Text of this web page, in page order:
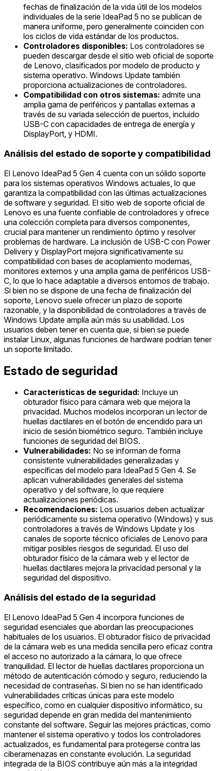
fechas de finalización de la vida útil de los modelos
individuales de la serie IdeaPad 5 no se publican de
manera uniforme, pero generalmente coinciden con
los ciclos de vida estándar de los productos.
Controladores disponibles: Los controladores se
pueden descargar desde el sitio web oficial de soporte
de Lenovo, clasificados por modelo de producto y
sistema operativo. Windows Update también
proporciona actualizaciones de controladores.
Compatibilidad con otros sistemas: admite una
amplia gama de periféricos y pantallas externas a
través de su variada selección de puertos, incluido
USB-C con capacidades de entrega de energía y
DisplayPort, y HDMI.
Análisis del estado de soporte y compatibilidad
El Lenovo IdeaPad 5 Gen 4 cuenta con un sólido soporte
para los sistemas operativos Windows actuales, lo que
garantiza la compatibilidad con las últimas actualizaciones
de software y seguridad. El sitio web de soporte oficial de
Lenovo es una fuente confiable de controladores y ofrece
una colección completa para diversos componentes,
crucial para mantener un rendimiento óptimo y resolver
problemas de hardware. La inclusión de USB-C con Power
Delivery y DisplayPort mejora significativamente su
compatibilidad con bases de acoplamiento modernas,
monitores externos y una amplia gama de periféricos USB-
C, lo que lo hace adaptable a diversos entornos de trabajo.
Si bien no se dispone de una fecha de finalización del
soporte, Lenovo suele ofrecer un plazo de soporte
razonable, y la disponibilidad de controladores a través de
Windows Update amplía aún más su usabilidad. Los
usuarios deben tener en cuenta que, si bien se puede
instalar Linux, algunas funciones de hardware podrían tener
un soporte limitado.
Estado de seguridad
Características de seguridad: Incluye un
obturador físico para cámara web que mejora la
privacidad. Muchos modelos incorporan un lector de
huellas dactilares en el botón de encendido para un
inicio de sesión biométrico seguro. También incluye
funciones de seguridad del BIOS.
Vulnerabilidades: No se informan de forma
consistente vulnerabilidades generalizadas y
específicas del modelo para IdeaPad 5 Gen 4. Se
aplican vulnerabilidades generales del sistema
operativo y del software, lo que requiere
actualizaciones periódicas.
Recomendaciones: Los usuarios deben actualizar
periódicamente su sistema operativo (Windows) y sus
controladores a través de Windows Update y los
canales de soporte técnico oficiales de Lenovo para
mitigar posibles riesgos de seguridad. El uso del
obturador físico de la cámara web y el lector de
huellas dactilares mejora la privacidad personal y la
seguridad del dispositivo.
Análisis del estado de la seguridad
El Lenovo IdeaPad 5 Gen 4 incorpora funciones de
seguridad esenciales que abordan las preocupaciones
habituales de los usuarios. El obturador físico de privacidad
de la cámara web es una medida sencilla pero eficaz contra
el acceso no autorizado a la cámara, lo que ofrece
tranquilidad. El lector de huellas dactilares proporciona un
método de autenticación cómodo y seguro, reduciendo la
necesidad de contraseñas. Si bien no se han identificado
vulnerabilidades críticas únicas para este modelo
específico, como en cualquier dispositivo informático, su
seguridad depende en gran medida del mantenimiento
constante del software. Seguir las mejores prácticas, como
mantener el sistema operativo y todos los controladores
actualizados, es fundamental para protegerse contra las
ciberamenazas en constante evolución. La seguridad
integrada de la BIOS contribuye aún más a la integridad